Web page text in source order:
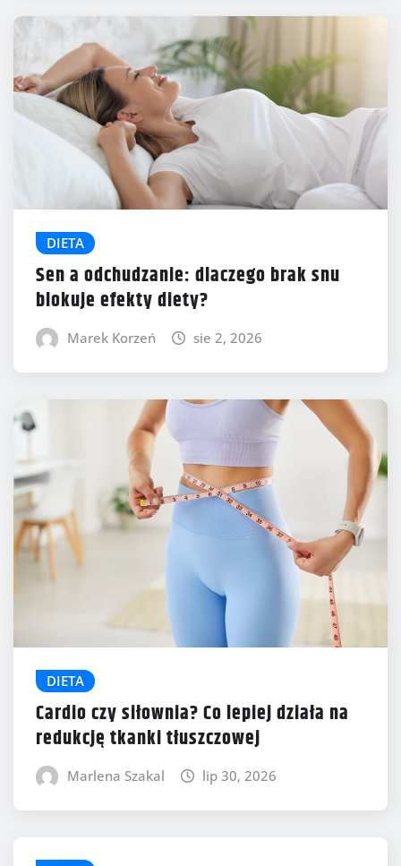
DIETA
Sen a odchudzanie: dlaczego brak snu
blokuje efekty diety?
Marek Korzeń sie 2, 2026
DIETA
Cardio czy siłownia? Co lepiej działa na
redukcję tkanki tłuszczowej
Marlena Szakal lip 30, 2026